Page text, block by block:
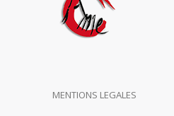
MENTIONS LEGALES